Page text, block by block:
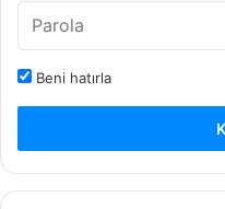
Beni hatırla